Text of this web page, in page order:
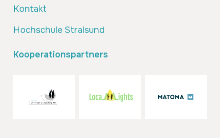
Kontakt
Hochschule Stralsund
Kooperationspartners